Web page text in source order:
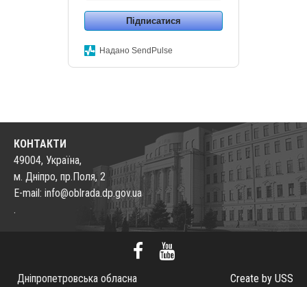
Підписатися
Надано SendPulse
КОНТАКТИ
49004, Україна,
м. Дніпро, пр.Поля, 2
E-mail: info@oblrada.dp.gov.ua
.
Дніпропетровська обласна Create by USS